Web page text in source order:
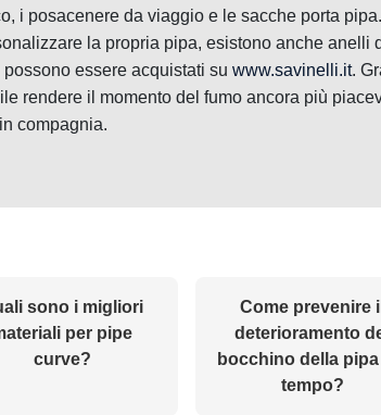
i posacenere da viaggio e le sacche porta
la propria pipa, esistono anche anelli
essere acquistati su www.savinelli.it.
rendere il momento del fumo ancora più
compagnia.
sono i migliori
per pipe
curve?
Come prevenire il
deterioramento
bocchino della pipa
tempo?